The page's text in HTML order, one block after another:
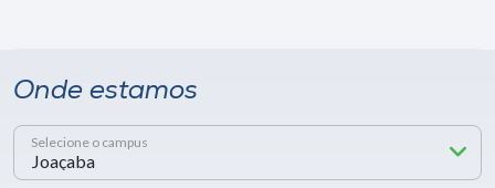
Onde estamos
Selecione o campus